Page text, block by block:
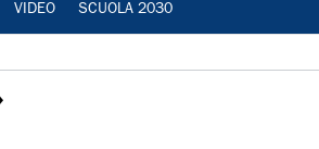
VIDEO SCUOLA 2030